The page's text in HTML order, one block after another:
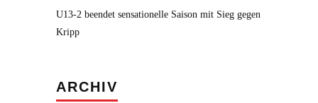
U13-2 beendet sensationelle Saison mit Sieg gegen
Kripp
ARCHIV